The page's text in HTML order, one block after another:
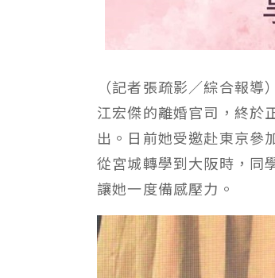
（記者張疏影／綜合報
江宏傑的離婚官司，終於
出。日前她受邀赴東京參
從宮城轉學到大阪時，同
讓她一度備感壓力。